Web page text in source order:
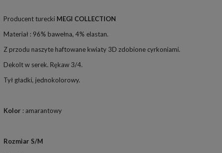
Producent turecki MEGI COLLECTION
Materiał : 96% bawełna, 4% elastan.
Z przodu naszyte haftowane kwiaty 3D zdobione cyrkoniami.
Dekolt w serek. Rękaw 3/4.
Tył gładki, jednokolorowy.
Kolor : amarantowy
Rozmiar S/M